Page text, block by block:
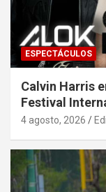
ESPECTÁCULOS
Calvin Harris
Festival
4 agosto, 2026